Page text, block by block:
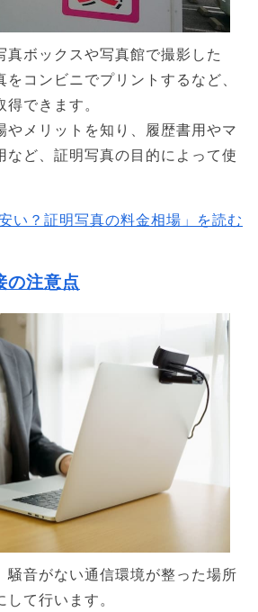
真ボックスや写真館で撮影した
をコンビニでプリントするなど、
できます。
やメリットを知り、履歴書用やマ
など、証明写真の目的によって使
安い？証明写真の料金相場」を読む
の注意点
騒音がない通信環境が整った場所
て行います。